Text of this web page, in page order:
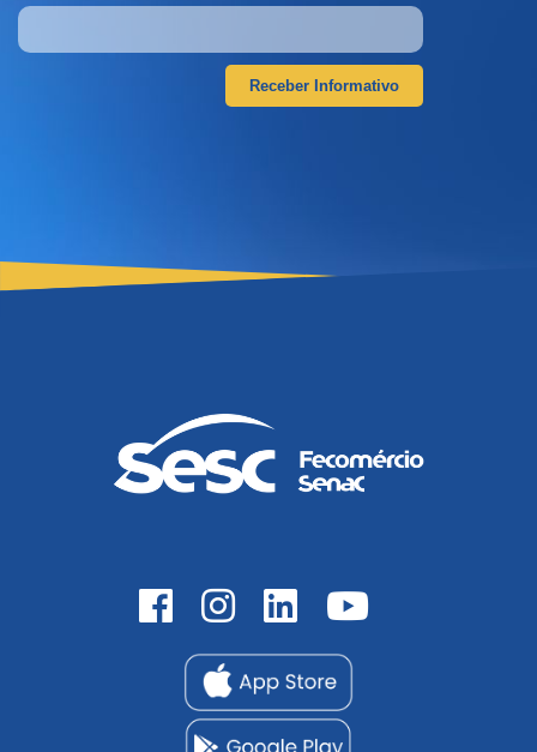
Receber Informativo